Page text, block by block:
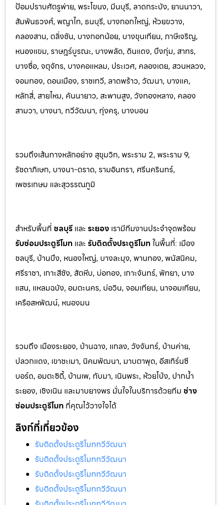
ป้อมปราบศัตรูพ่าย, พระโขนง, มีนบุรี, ลาดกระบัง, ยานนาวา,
สัมพันธวงศ์, พญาไท, ธนบุรี, บางกอกใหญ่, ห้วยขวาง,
คลองสาน, ตลิ่งชัน, บางกอกน้อย, บางขุนเทียน, ภาษีเจริญ,
หนองแขม, ราษฎร์บูรณะ, บางพลัด, ดินแดง, บึงกุ่ม, สาทร,
บางซื่อ, จตุจักร, บางคอแหลม, ประเวศ, คลองเตย, สวนหลวง,
จอมทอง, ดอนเมือง, ราชเทวี, ลาดพร้าว, วัฒนา, บางแค,
หลักสี่, สายไหม, คันนายาว, สะพานสูง, วังทองหลาง, คลอง
สามวา, บางนา, ทวีวัฒนา, ทุ่งครุ, บางบอน
รวมถึงเส้นทางหลักอย่าง สุขุมวิท, พระราม 2, พระราม 9,
รัชดาภิเษก, บางนา-ตราด, รามอินทรา, ศรีนครินทร์,
เพชรเกษม และสุวรรณภูมิ
สำหรับพื้นที่ ชลบุรี และ ระยอง เรามีทีมงานประจำจุดพร้อม
รับซ่อมประตูรีโมท และ รับติดตั้งประตูรีโมทในพื้นที่: เมือง
ชลบุรี, บ้านบึง, หนองใหญ่, บางละมุง, พานทอง, พนัสนิคม,
ศรีราชา, เกาะสีชัง, สัตหีบ, บ่อทอง, เกาะจันทร์, พัทยา, บาง
แสน, แหลมฉบัง, อมตะนคร, บ่อวิน, จอมเทียน, นาจอมเทียน,
เครือสหพัฒน์, หนองมน
รวมถึง เมืองระยอง, บ้านฉาง, แกลง, วังจันทร์, บ้านค่าย,
ปลวกแดง, เขาชะเมา, นิคมพัฒนา, มาบตาพุด, อีสเทิร์นซี
บอร์ด, อมตะซิตี้, บ้านเพ, ทับมา, เนินพระ, ห้วยโป่ง, ปากน้ำ
ระยอง, เชิงเนิน และมาบยางพร มั่นใจในบริการด้วยทีม ช่าง
ซ่อมประตูรีโมท ที่คุณไว้วางใจได้
ลิงก์ที่เกี่ยวข้อง
รับติดตั้งประตูรีโมททวีวัฒนา
รับติดตั้งประตูรีโมททวีวัฒนา
รับติดตั้งประตูรีโมททวีวัฒนา
รับติดตั้งประตูรีโมททวีวัฒนา